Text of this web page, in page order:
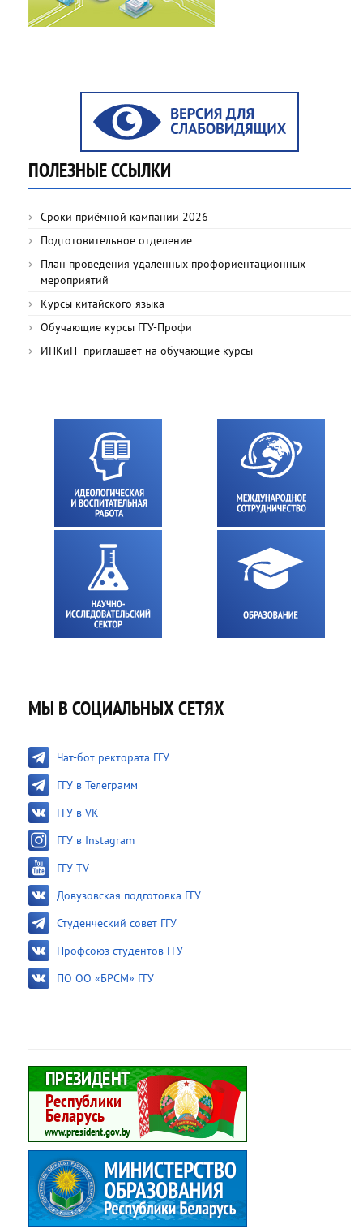
ПОЛЕЗНЫЕ ССЫЛКИ
Сроки приёмной кампании 2026
Подготовительное отделение
План проведения удаленных профориентационных
мероприятий
Курсы китайского языка
Обучающие курсы ГГУ-Профи
ИПКиП приглашает на обучающие курсы
МЫ В СОЦИАЛЬНЫХ СЕТЯХ
Чат-бот ректората ГГУ
ГГУ в Телеграмм
ГГУ в VK
ГГУ в Instagram
ГГУ TV
Довузовская подготовка ГГУ
Студенческий совет ГГУ
Профсоюз студентов ГГУ
ПО ОО «БРСМ» ГГУ